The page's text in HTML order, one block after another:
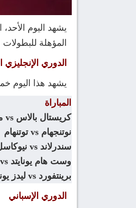
المؤهلة للبطولات
الدوري الإنجليزي
يشهد هذا اليوم
المباراة
كريستال بالاس vs مانشستر سيتي
نوتنجهام vs توتنهام
سندرلاند vs نيوكاسل يونايتد
وست هام يونايتد vs أستون فيلا
برينتفورد vs ليدز يونايتد
الدوري الإسباني